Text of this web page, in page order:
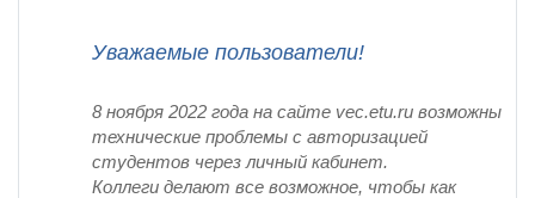
Уважаемые пользователи!
8 ноября 2022 года на сайте vec.etu.ru возможны
технические проблемы с авторизацией
студентов через личный кабинет.
Коллеги делают все возможное, чтобы как